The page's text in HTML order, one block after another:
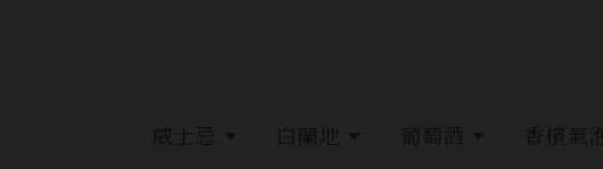
威士忌 白蘭地 葡萄酒 香檳氣